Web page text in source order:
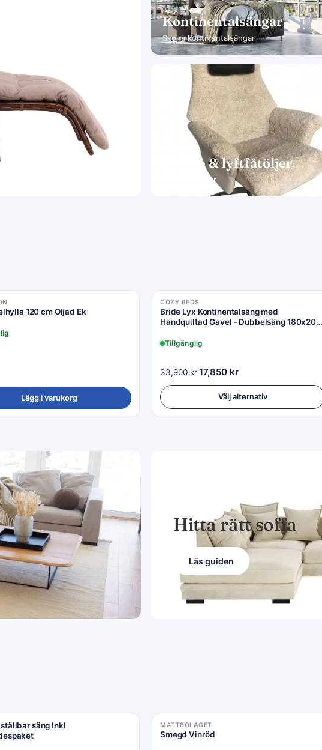
Kontinentalsängar
Sköna kontinentalsängar
Snurr- & lyftfåtöljer
Sköna vilstolar
120 cm Oljad Ek
Lägg i varukorg
COZY BEDS
Bride Lyx Kontinentalsäng med
Handquiltad Gavel - Dubbelsäng 180x200
Tillgänglig
33,900kr17,850 kr
Välj alternativ
Hitta rätt soffa
Läs guiden
säng Inkl
MATTBOLAGET
Smegd Vinröd